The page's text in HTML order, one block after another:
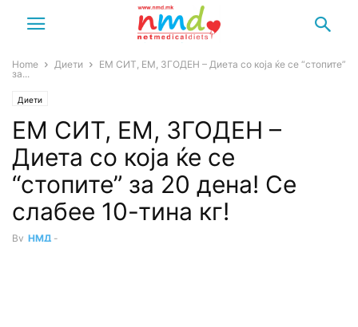
Home Диети
ЕМ СИТ, ЕМ, ЗГОДЕН – Диета со која ќе се “стопите”
за...
Диети
ЕМ СИТ, ЕМ, ЗГОДЕН –
Диета со која ќе се
“стопите” за 20 дена! Се
слабее 10-тина кг!
By НМД -